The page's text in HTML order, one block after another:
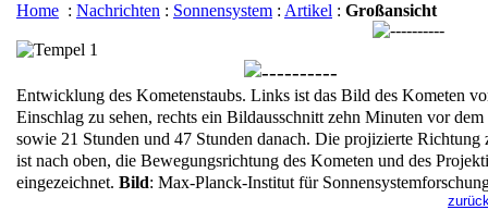
Home : Nachrichten : Sonnensystem : Artikel : Großansicht
Entwicklung des Kometenstaubs. Links ist das Bild des Kometen
Einschlag zu sehen, rechts ein Bildausschnitt zehn Minuten vor
sowie 21 Stunden und 47 Stunden danach. Die projizierte Richtung
ist nach oben, die Bewegungsrichtung des Kometen und des
eingezeichnet. Bild: Max-Planck-Institut für